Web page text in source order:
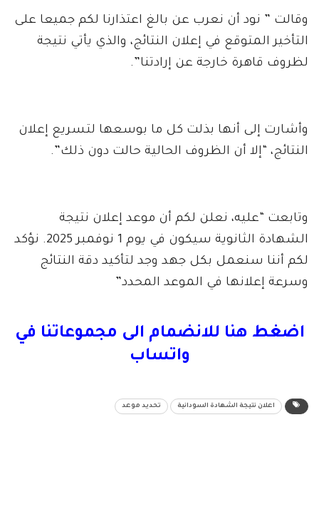
وقالت ” نود أن نعرب عن بالغ اعتذارنا لكم جميعا على
التأخير المتوقع في إعلان النتائج، والذي يأتي نتيجة
لظروف قاهرة خارجة عن إرادتنا”.
وأشارت إلى أنها بذلت كل ما بوسعها لتسريع إعلان
النتائج، “إلا أن الظروف الحالية حالت دون ذلك”.
وتابعت “عليه، نعلن لكم أن موعد إعلان نتيجة
الشهادة الثانوية سيكون في يوم 1 نوفمبر 2025. نؤكد
لكم أننا سنعمل بكل جهد وجد لتأكيد دقة النتائج
وسرعة إعلانها في الموعد المحدد”
اضغط هنا للانضمام الى مجموعاتنا في
واتساب
اعلان نتيجة الشهادة السودانية تحديد موعد